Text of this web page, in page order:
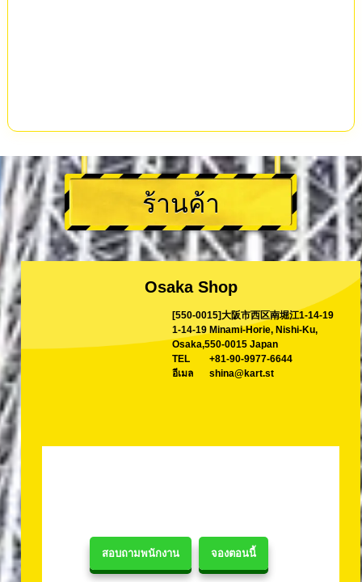
สอบถามพนักงาน จองตอนนี้
ร้านค้า
Osaka Shop
[550-0015]大阪市西区南堀江1-14-19
1-14-19 Minami-Horie, Nishi-Ku,
Osaka,550-0015 Japan
TEL
+81-90-9977-6644
อีเมล
shina@kart.st